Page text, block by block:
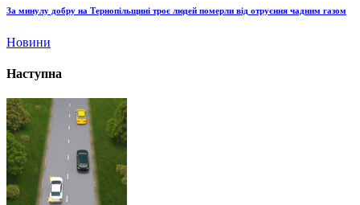
За минулу добру на Тернопільщині троє людей померли від отруєння чадним газом
Новини
Наступна